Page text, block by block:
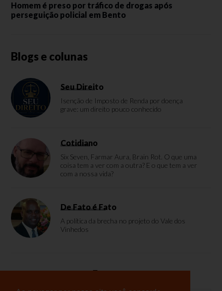
Homem é preso por tráfico de drogas após
perseguição policial em Bento
Blogs e colunas
Seu Direito
Isenção de Imposto de Renda por doença
grave: um direito pouco conhecido
Cotidiano
Six Seven, Farmar Aura, Brain Rot. O que uma
coisa tem a ver com a outra? E o que tem a ver
com a nossa vida?
De Fato é Fato
A política da brecha no projeto do Vale dos
Vinhedos
Enquete